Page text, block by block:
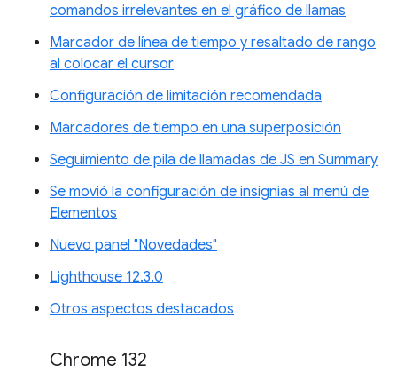
comandos irrelevantes en el gráfico de llamas
Marcador de línea de tiempo y resaltado de rango
al colocar el cursor
Configuración de limitación recomendada
Marcadores de tiempo en una superposición
Seguimiento de pila de llamadas de JS en Summary
Se movió la configuración de insignias al menú de
Elementos
Nuevo panel "Novedades"
Lighthouse 12.3.0
Otros aspectos destacados
Chrome 132